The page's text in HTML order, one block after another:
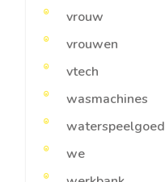
vrouw
vrouwen
vtech
wasmachines
waterspeelgoed
we